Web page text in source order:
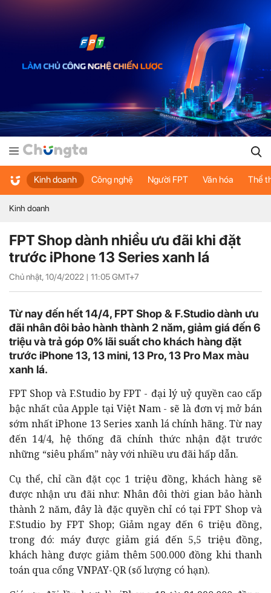
Kinh doanh Công nghệ Người FPT Văn hóa Thể
Kinh doanh
FPT Shop dành nhiều ưu đãi khi đặt
trước iPhone 13 Series xanh lá
Chủ nhật, 10/4/2022 | 11:05GMT+7
Từ nay đến hết 14/4, FPT Shop & F.Studio dành ưu
đãi nhân đôi bảo hành thành 2 năm, giảm giá đến 6
triệu và trả góp 0% lãi suất cho khách hàng đặt
trước iPhone 13, 13 mini, 13 Pro, 13 Pro Max màu
xanh lá.
FPT Shop và F.Studio by FPT - đại lý uỷ quyền cao cấp
bậc nhất của Apple tại Việt Nam - sẽ là đơn vị mở bán
sớm nhất iPhone 13 Series xanh lá chính hãng. Từ nay
đến 14/4, hệ thống đã chính thức nhận đặt trước
những “siêu phẩm” này với nhiều ưu đãi hấp dẫn.
Cụ thể, chỉ cần đặt cọc 1 triệu đồng, khách hàng sẽ
được nhận ưu đãi như: Nhân đôi thời gian bảo hành
thành 2 năm, đây là đặc quyền chỉ có tại FPT Shop và
F.Studio by FPT Shop; Giảm ngay đến 6 triệu đồng,
trong đó: máy được giảm giá đến 5,5 triệu đồng,
khách hàng được giảm thêm 500.000 đồng khi thanh
toán qua cổng VNPAY-QR (số lượng có hạn).